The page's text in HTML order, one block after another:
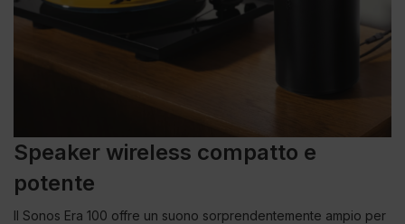
Speaker wireless compatto e
potente
Il Sonos Era 100 offre un suono sorprendentemente ampio per